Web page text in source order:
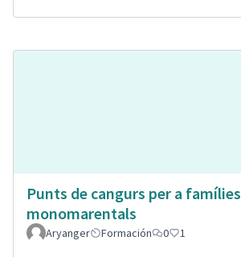
Punts de cangurs per a famílies
monomarentals
Aryanger Formación 0 1